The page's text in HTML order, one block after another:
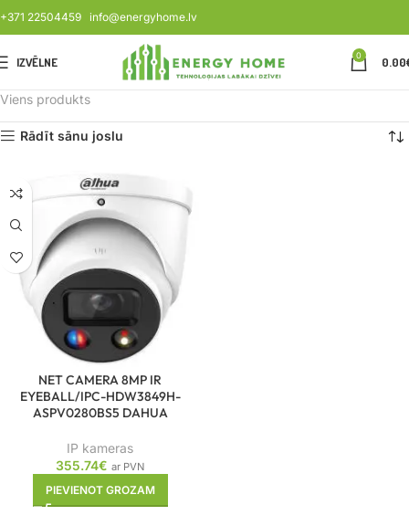
+371 22504459 info@energyhome.lv
IZVĒLNE 0 0.00
Viens produkts
Rādīt sānu joslu
NET CAMERA 8MP IR
EYEBALL/IPC-HDW3849H-
ASPV0280BS5 DAHUA
IP kameras
355.74€ ar PVN
PIEVIENOT GROZAM